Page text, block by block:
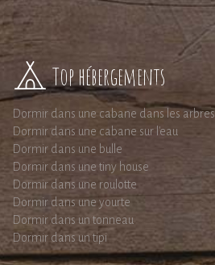
Top hébergements
Dormir dans une cabane dans les arbres
Dormir dans une cabane sur l'eau
Dormir dans une bulle
Dormir dans une tiny house
Dormir dans une roulotte
Dormir dans une yourte
Dormir dans un tonneau
Dormir dans un tipi